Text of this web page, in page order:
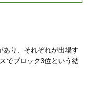
り、それぞれが出場す
でブロック3位という結